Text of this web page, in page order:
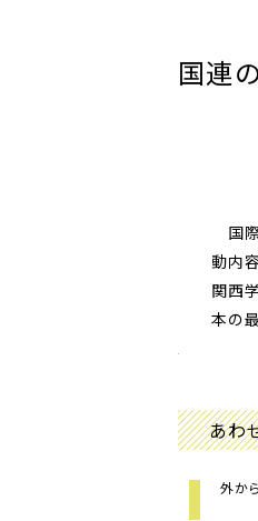
国連
国
動内
関西
本の
あわ
外か